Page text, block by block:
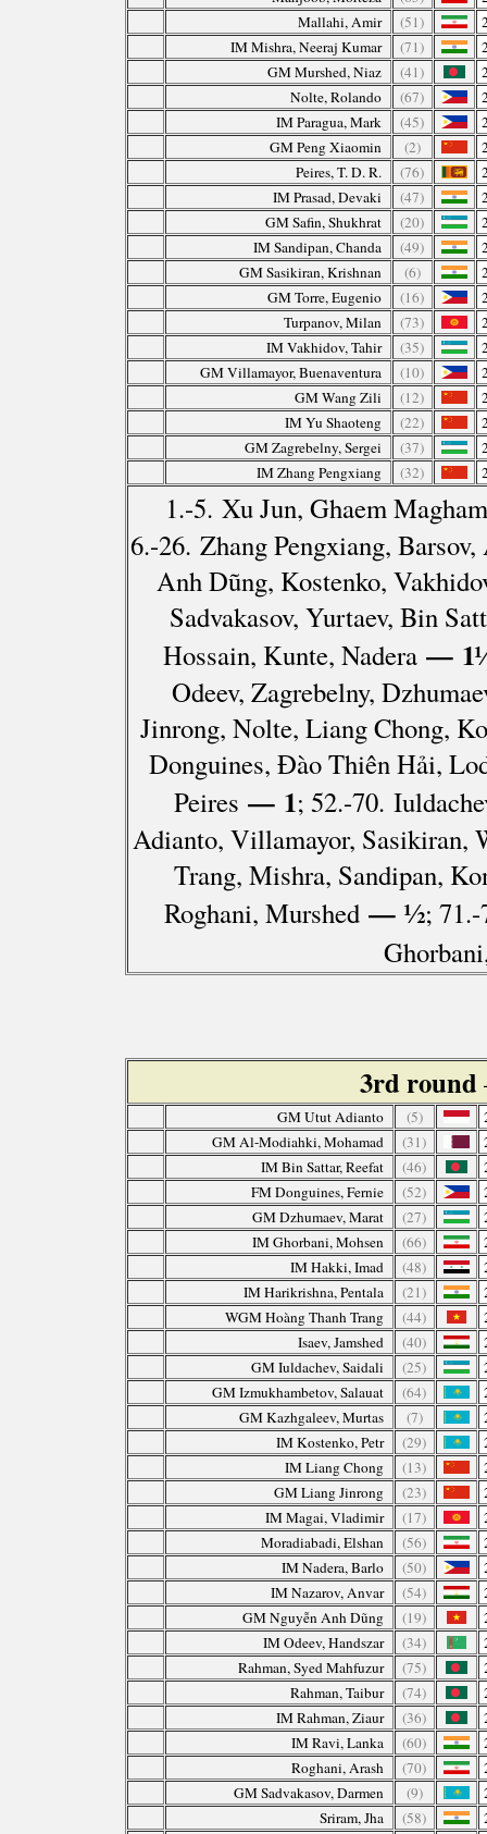
Mallahi, Amir
(51)
IM Mishra, Neeraj Kumar
(71)
GM Murshed, Niaz
(41)
Nolte, Rolando
(67)
IM Paragua, Mark
(45)
GM Peng Xiaomin
(2)
Peires, T. D. R.
(76)
IM Prasad, Devaki
(47)
GM Safin, Shukhrat
(20)
IM Sandipan, Chanda
(49)
GM Sasikiran, Krishnan
(6)
GM Torre, Eugenio
(16)
Turpanov, Milan
(73)
IM Vakhidov, Tahir
(35)
GM Villamayor, Buenaventura
(10)
GM Wang Zili
(12)
IM Yu Shaoteng
(22)
GM Zagrebelny, Sergei
(37)
IM Zhang Pengxiang
(32)
1.-5. Xu Jun, Ghaem
6.-26. Zhang Pengxiang,
Anh Dũng, Kostenko,
Sadvakasov, Yurtaev, Bin
Hossain, Kunte, Nadera —
Odeev, Zagrebelny,
Jinrong, Nolte, Liang Chong,
Donguines, Đào Thiên Hải,
Peires — 1; 52.-70.
Adianto, Villamayor, Sasikiran,
Trang, Mishra, Sandipan,
Roghani, Murshed — ½;
3rd round
GM Utut Adianto (5)
GM Al-Modiahki, Mohamad
(31)
IM Bin Sattar, Reefat
(46)
FM Donguines, Fernie
(52)
GM Dzhumaev, Marat
(27)
IM Ghorbani, Mohsen
(66)
IM Hakki, Imad
(48)
IM Harikrishna, Pentala
(21)
WGM Hoàng Thanh Trang
(44)
Isaev, Jamshed
(40)
GM Iuldachev, Saidali
(25)
GM Izmukhambetov, Salauat
(64)
GM Kazhgaleev, Murtas
(7)
IM Kostenko, Petr
(29)
IM Liang Chong
(13)
GM Liang Jinrong
(23)
IM Magai, Vladimir
(17)
Moradiabadi, Elshan
(56)
IM Nadera, Barlo
(50)
IM Nazarov, Anvar
(54)
GM Nguyễn Anh Dũng
(19)
IM Odeev, Handszar
(34)
Rahman, Syed Mahfuzur
(75)
Rahman, Taibur
(74)
IM Rahman, Ziaur
(36)
IM Ravi, Lanka
(60)
Roghani, Arash
(70)
GM Sadvakasov, Darmen
(9)
Sriram, Jha
(58)